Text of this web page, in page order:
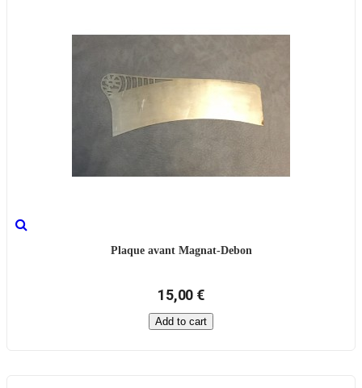
Plaque avant Magnat-Debon
15,00 €
Add to cart